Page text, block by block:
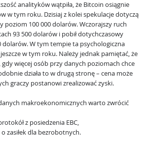
analityków wątpiła, że Bitcoin osiągnie
w tym roku. Dzisiaj z kolei spekulacje dotyczą
poziom 100 000 dolarów. Wczorajszy ruch
93 500 dolarów i pobił dotychczasowy
dolarów. W tym tempie ta psychologiczna
w tym roku. Należy jednak pamiętać, że
więcej osób przy danych poziomach chce
działa to w drugą stronę – cena może
graczy postanowi zrealizować zyski.
makroekonomicznych warto zwrócić
z posiedzenia EBC,
o zasiłek dla bezrobotnych.